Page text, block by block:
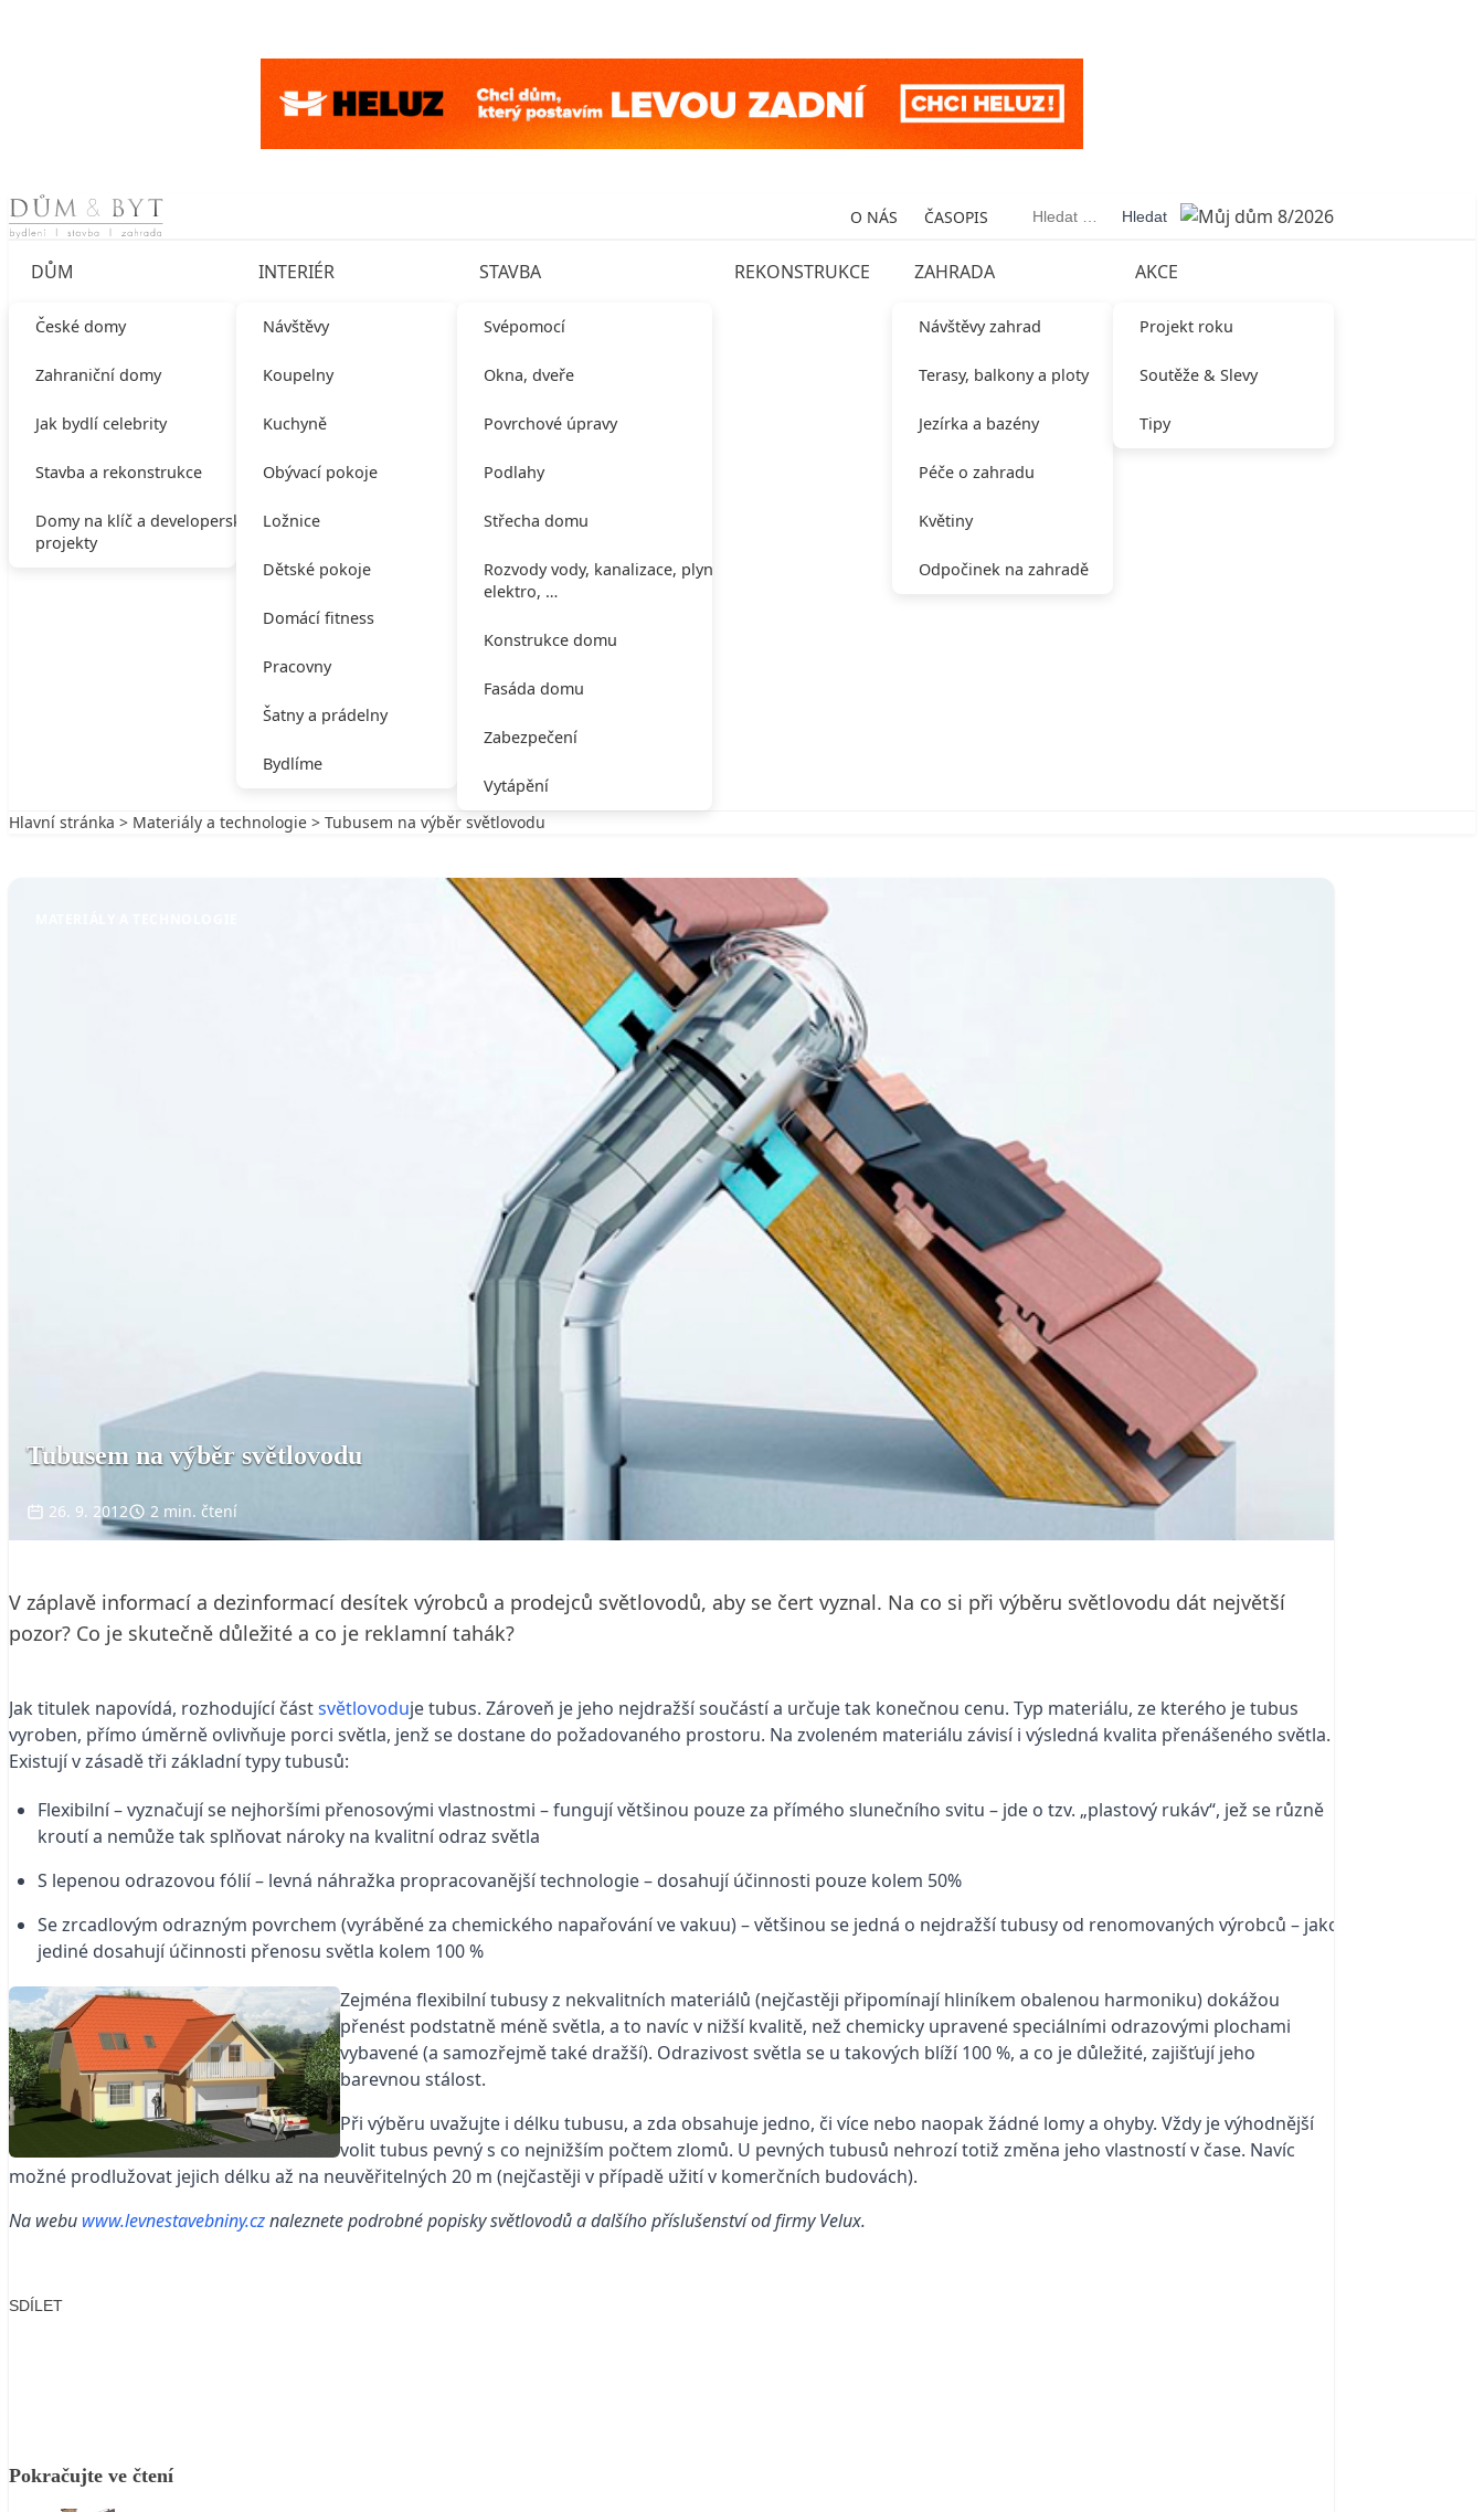
Skip to content O NÁS ČASOPIS Vyhledávání
DŮM
České domy
Zahraniční domy
Jak bydlí celebrity
Stavba a rekonstrukce
Domy na klíč a developerské
projekty
INTERIÉR
Návštěvy
Koupelny
Kuchyně
Obývací pokoje
Ložnice
Dětské pokoje
Domácí fitness
Pracovny
Šatny a prádelny
Bydlíme
STAVBA
Svépomocí
Okna, dveře
Povrchové úpravy
Podlahy
Střecha domu
Rozvody vody, kanalizace, plynu,
elektro, …
Konstrukce domu
Fasáda domu
Zabezpečení
Vytápění
REKONSTRUKCE ZAHRADA
Návštěvy zahrad
Terasy, balkony a ploty
Jezírka a bazény
Péče o zahradu
Květiny
Odpočinek na zahradě
AKCE
Projekt roku
Soutěže & Slevy
Tipy
Hlavní stránka > Materiály a technologie > Tubusem na výběr světlovodu
Tubusem na výběr světlovodu
26. 9. 2012 2 min. čtení
V záplavě informací a dezinformací desítek výrobců a prodejců světlovodů, aby se čert vyznal. Na co si při výběru světlovodu dát největší
pozor? Co je skutečně důležité a co je reklamní tahák?
Jak titulek napovídá, rozhodující částsvětlovoduje tubus. Zároveň je jeho nejdražší součástí a určuje tak konečnou cenu. Typ materiálu, ze kterého je tubus
vyroben, přímo úměrně ovlivňuje porci světla, jenž se dostane do požadovaného prostoru. Na zvoleném materiálu závisí i výsledná kvalita přenášeného světla.
Existují v zásadě tři základní typy tubusů:
Flexibilní – vyznačují se nejhoršími přenosovými vlastnostmi – fungují většinou pouze za přímého slunečního svitu – jde o tzv. „plastový rukáv“, jež se různě
kroutí a nemůže tak splňovat nároky na kvalitní odraz světla
S lepenou odrazovou fólií – levná náhražka propracovanější technologie – dosahují účinnosti pouze kolem 50%
Se zrcadlovým odrazným povrchem (vyráběné za chemického napařování ve vakuu) – většinou se jedná o nejdražší tubusy od renomovaných výrobců – jako
jediné dosahují účinnosti přenosu světla kolem 100 %
Zejména flexibilní tubusy z nekvalitních materiálů (nejčastěji připomínají hliníkem obalenou harmoniku) dokážou
přenést podstatně méně světla, a to navíc v nižší kvalitě, než chemicky upravené speciálními odrazovými plochami
vybavené (a samozřejmě také dražší). Odrazivost světla se u takových blíží 100 %, a co je důležité, zajišťují jeho
barevnou stálost.
Při výběru uvažujte i délku tubusu, a zda obsahuje jedno, či více nebo naopak žádné lomy a ohyby. Vždy je výhodnější
volit tubus pevný s co nejnižším počtem zlomů. U pevných tubusů nehrozí totiž změna jeho vlastností v čase. Navíc
možné prodlužovat jejich délku až na neuvěřitelných 20 m (nejčastěji v případě užití v komerčních budovách).
Na webu www.levnestavebniny.cznaleznete podrobné popisky světlovodů a dalšího příslušenství od firmy Velux.
SDÍLET
Pokračujte ve čtení